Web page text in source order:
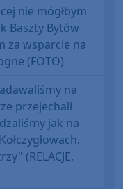
nie mógłbym
Baszty Bytów
za wsparcie na
(FOTO)
na
przejechali
jak na
(RELACJE,